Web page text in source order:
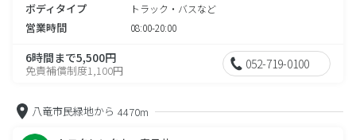
ボディタイプ トラック・バスなど
営業時間 08:00-20:00
6時間まで5,500円
免責補償制度1,100円 052-719-0100
八竜市民緑地から 4470m